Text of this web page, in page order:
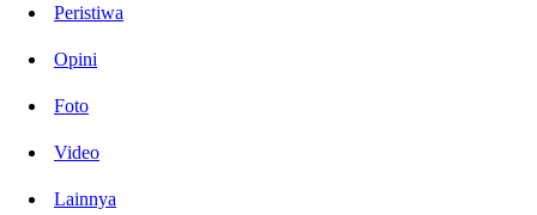
Peristiwa
Opini
Foto
Video
Lainnya